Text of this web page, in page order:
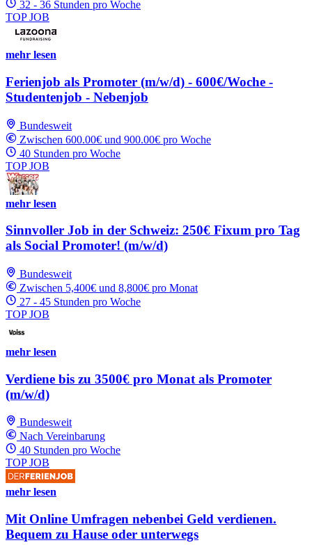
32 - 36 Stunden pro Woche
TOP JOB
mehr lesen
Ferienjob als Promoter (m/w/d) - 600€/Woche -
Studentenjob - Nebenjob
Bundesweit
Zwischen 600.00€ und 900.00€ pro Woche
40 Stunden pro Woche
TOP JOB
mehr lesen
Sinnvoller Job in der Schweiz: 250€ Fixum pro Tag
als Social Promoter! (m/w/d)
Bundesweit
Zwischen 5,400€ und 8,800€ pro Monat
27 - 45 Stunden pro Woche
TOP JOB
mehr lesen
Verdiene bis zu 3500€ pro Monat als Promoter
(m/w/d)
Bundesweit
Nach Vereinbarung
40 Stunden pro Woche
TOP JOB
mehr lesen
Mit Online Umfragen nebenbei Geld verdienen.
Bequem zu Hause oder unterwegs